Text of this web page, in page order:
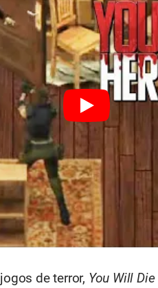
de terror, You Will